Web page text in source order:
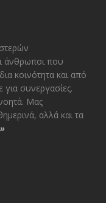
άνθρωποι που
κοινότητα και από
συνεργασίες.
Μας
αλλά και τα